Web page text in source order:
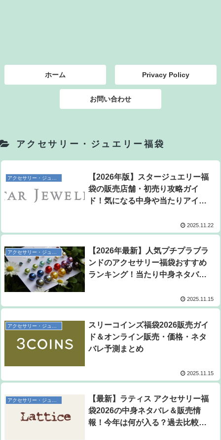
ホーム Privacy Policy
お問い合わせ
アクセサリー・ジュエリー福袋
アクセサリー・ジュエリー福袋
【2026年版】スタージュエリー福
袋の販売店舗・初売り攻略ガイ
ド！気になる中身や当たりアイテ
2025.11.22
【2026年最新】人気プチプラブラ
ンドのアクセサリー福袋おすすめ
ランキング！当たり中身ネタバレ
2025.11.15
アクセサリー・ジュエリー福袋
スリーコインズ福袋2026販売ガイ
ド＆オンライン販売・価格・ネタ
バレ予測まとめ
2025.11.15
【最新】ラティス アクセサリー福
袋2026の中身ネタバレ＆販売情
報！今年は何が入る？過去比較で